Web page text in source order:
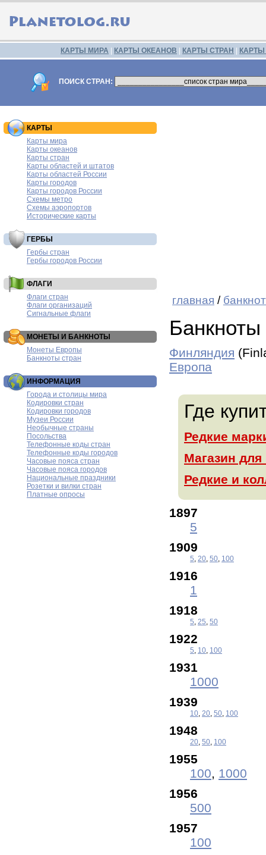
КАРТЫ МИРА КАРТЫ ОКЕАНОВ КАРТЫ СТРАН
ПОИСК СТРАН:
КАРТЫ
Карты мира
Карты океанов
Карты стран
Карты областей и штатов
Карты областей России
Карты городов
Карты городов России
Схемы метро
Схемы аэропортов
Исторические карты
ГЕРБЫ
Гербы стран
Гербы городов России
ФЛАГИ
Флаги стран
Флаги организаций
Сигнальные флаги
МОНЕТЫ И БАНКНОТЫ
Монеты Европы
Банкноты стран
ИНФОРМАЦИЯ
Города и столицы мира
Кодировки стран
Кодировки городов
Музеи России
Необычные страны
Посольства
Телефонные коды стран
Телефонные коды городов
Часовые пояса стран
Часовые пояса городов
Национальные праздники
Розетки и вилки стран
Платные опросы
главная /
Финляндия
Европа
Где
Редкие
Магазин
Редкие и
1897
5
1909
5, 20, 50, 100
1916
1
1918
5, 25, 50
1922
5, 10, 100
1931
1000
1939
10, 20, 50, 100
1948
20, 50, 100
1955
100, 1000
1956
500
1957
100